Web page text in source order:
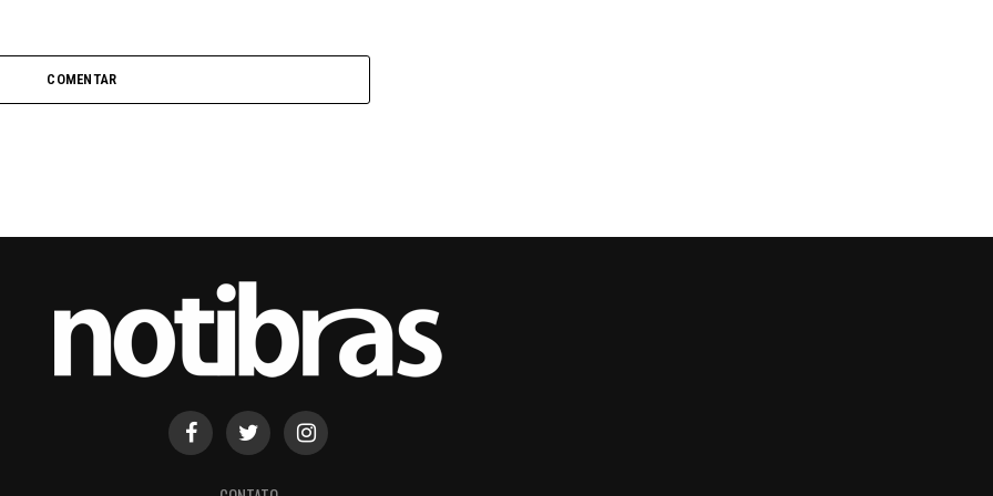
COMENTAR